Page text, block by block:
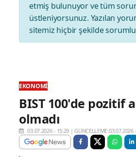
etmiş bulunuyor ve tüm
üstleniyorsunuz. Yazılan
sitemiz hiçbir şekilde
EKONOMI
BIST 100'de pozitif
olmadı
03.07.2026 - 15:29 |GÜNCELLEME:03.07.2026